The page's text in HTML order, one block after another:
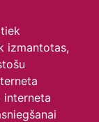
izmantotas,
interneta